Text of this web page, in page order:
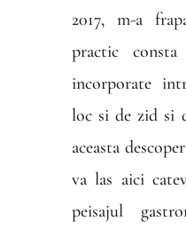
2017, m-a
practic
incorporate
loc si de zid si
aceasta
va las aici
peisajul